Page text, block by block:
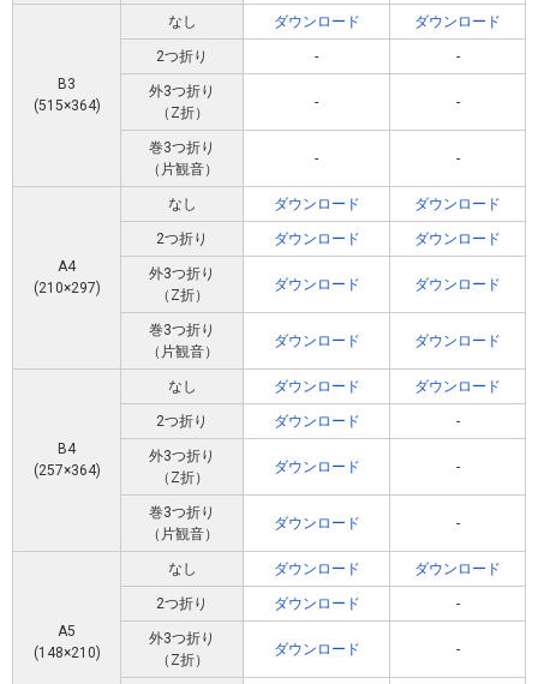
B3
(515×364)
なし ダウンロード ダウンロード
2つ折り - -
外3つ折り
（Z折）
- -
巻3つ折り
（片観音）
- -
A4
(210×297)
なし ダウンロード ダウンロード
2つ折り ダウンロード ダウンロード
外3つ折り
（Z折）
ダウンロード ダウンロード
巻3つ折り
（片観音）
ダウンロード ダウンロード
B4
(257×364)
なし ダウンロード ダウンロード
2つ折り ダウンロード -
外3つ折り
（Z折）
ダウンロード -
巻3つ折り
（片観音）
ダウンロード -
A5
(148×210)
なし ダウンロード ダウンロード
2つ折り ダウンロード -
外3つ折り
（Z折）
ダウンロード -